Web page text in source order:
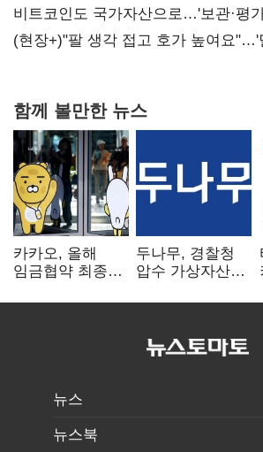
비트코인도 국가자산으로…'보관·평
숙제
(현장+)"팔 생각 접고 호가 높여요"…'
함께 볼만한 뉴스
카카오, 올해
임금협약 최종
인상·격려금
두나무, 경찰청
압수 가상자산
커스터디 사업
뉴스
뉴스북